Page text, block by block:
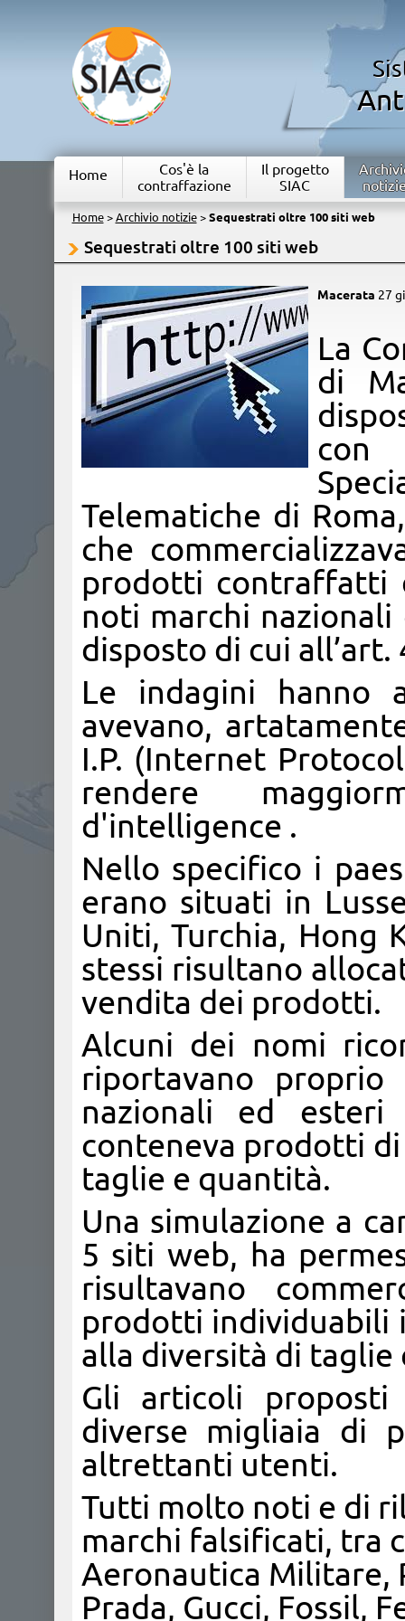
Home
Cos'è la
contraffazione
Il progetto
SIAC
Home> Archivio notizie> Sequestrati oltre 100 siti web
Sequestrati oltre 100 siti web
Macerata 27
​La
di
con
Telematiche di
che
prodotti contraffatti
noti marchi
disposto di cui
Le indagini hanno
avevano,
I.P. (Internet
rendere
d'intelligence .
Nello specifico i
erano situati in
Uniti, Turchia, Hong
stessi risultano
vendita dei prodotti.
Alcuni dei nomi
riportavano
nazionali ed
conteneva prodotti
taglie e quantità.
Una simulazione a
5 siti web, ha
risultavano
prodotti individuabili
alla diversità di
Gli articoli
diverse migliaia di
altrettanti utenti.
Tutti molto noti e di
marchi falsificati, tra
Aeronautica Militare,
Prada, Gucci, Fossil,